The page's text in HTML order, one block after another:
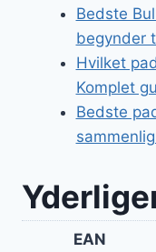
Bedste
begynder
Hvilket
Komplet
Bedste
EAN